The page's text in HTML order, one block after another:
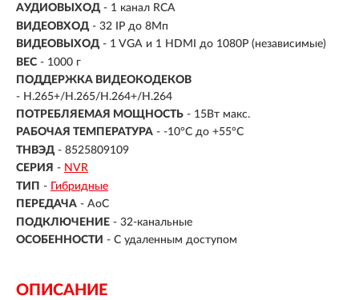
АУДИОВЫХОД - 1 канал RCA
ВИДЕОВХОД - 32 IP до 8Мп
ВИДЕОВЫХОД - 1 VGA и 1 HDMI до 1080Р (независимые)
ВЕС - 1000 г
ПОДДЕРЖКА ВИДЕОКОДЕКОВ
- H.265+/H.265/H.264+/H.264
ПОТРЕБЛЯЕМАЯ МОЩНОСТЬ - 15Вт макс.
РАБОЧАЯ ТЕМПЕРАТУРА - -10°C до +55°C
ТНВЭД - 8525809109
СЕРИЯ - NVR
ТИП - Гибридные
ПЕРЕДАЧА - AoC
ПОДКЛЮЧЕНИЕ - 32-канальные
ОСОБЕННОСТИ - С удаленным доступом
ОПИСАНИЕ